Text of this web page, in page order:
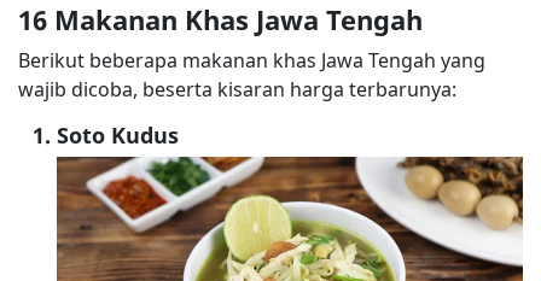
16 Makanan Khas Jawa Tengah
Berikut beberapa makanan khas Jawa Tengah yang
wajib dicoba, beserta kisaran harga terbarunya:
Soto Kudus